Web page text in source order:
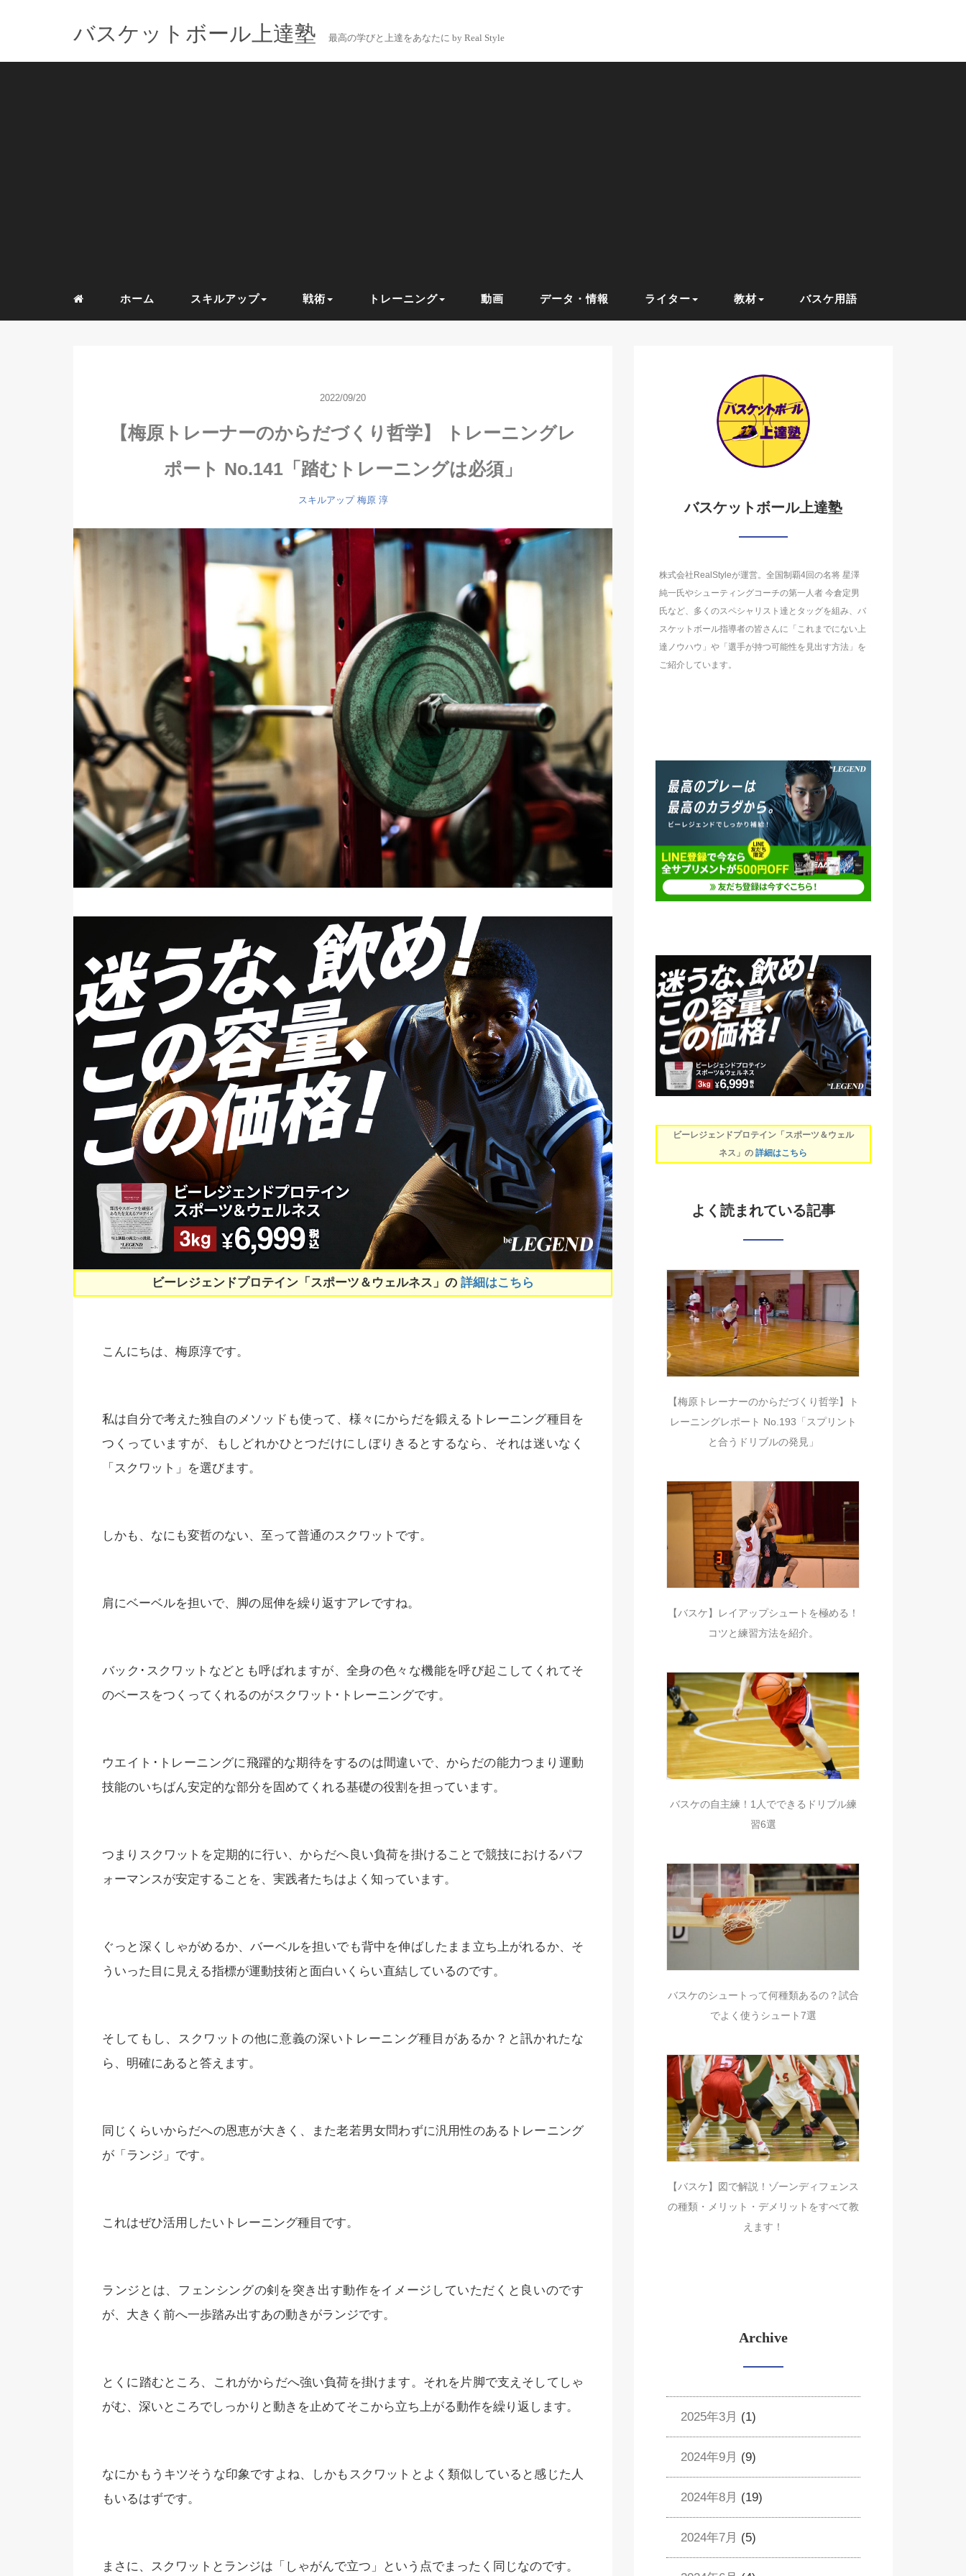
バスケットボール上達塾 最高の学びと上達をあなたに by Real Style
ホーム スキルアップ 戦術 トレーニング 動画 データ・情報 ライター 教材 バスケ用語
2022/09/20
【梅原トレーナーのからだづくり哲学】 トレーニングレ
ポート No.141「踏むトレーニングは必須」
スキルアップ 梅原 淳
ビーレジェンドプロテイン「スポーツ＆ウェルネス」の 詳細はこちら
こんにちは、梅原淳です。
私は自分で考えた独自のメソッドも使って、様々にからだを鍛えるトレーニング種目を
つくっていますが、もしどれかひとつだけにしぼりきるとするなら、それは迷いなく
「スクワット」を選びます。
しかも、なにも変哲のない、至って普通のスクワットです。
肩にベーベルを担いで、脚の屈伸を繰り返すアレですね。
バック･スクワットなどとも呼ばれますが、全身の色々な機能を呼び起こしてくれてそ
のベースをつくってくれるのがスクワット･トレーニングです。
ウエイト･トレーニングに飛躍的な期待をするのは間違いで、からだの能力つまり運動
技能のいちばん安定的な部分を固めてくれる基礎の役割を担っています。
つまりスクワットを定期的に行い、からだへ良い負荷を掛けることで競技におけるパフ
ォーマンスが安定することを、実践者たちはよく知っています。
ぐっと深くしゃがめるか、バーベルを担いでも背中を伸ばしたまま立ち上がれるか、そ
ういった目に見える指標が運動技術と面白いくらい直結しているのです。
そしてもし、スクワットの他に意義の深いトレーニング種目があるか？と訊かれたな
ら、明確にあると答えます。
同じくらいからだへの恩恵が大きく、また老若男女問わずに汎用性のあるトレーニング
が「ランジ」です。
これはぜひ活用したいトレーニング種目です。
ランジとは、フェンシングの剣を突き出す動作をイメージしていただくと良いのです
が、大きく前へ一歩踏み出すあの動きがランジです。
とくに踏むところ、これがからだへ強い負荷を掛けます。それを片脚で支えそしてしゃ
がむ、深いところでしっかりと動きを止めてそこから立ち上がる動作を繰り返します。
なにかもうキツそうな印象ですよね、しかもスクワットとよく類似していると感じた人
もいるはずです。
まさに、スクワットとランジは「しゃがんで立つ」という点でまったく同じなのです。
バスケットボール上達塾
株式会社RealStyleが運営。全国制覇4回の名将 星澤
純一氏やシューティングコーチの第一人者 今倉定男
氏など、多くのスペシャリスト達とタッグを組み、バ
スケットボール指導者の皆さんに「これまでにない上
達ノウハウ」や「選手が持つ可能性を見出す方法」を
ご紹介しています。
ビーレジェンドプロテイン「スポーツ＆ウェル
ネス」の詳細はこちら
よく読まれている記事
【梅原トレーナーのからだづくり哲学】ト
レーニングレポート No.193「スプリント
と合うドリブルの発見」
【バスケ】レイアップシュートを極める！
コツと練習方法を紹介。
バスケの自主練！1人でできるドリブル練
習6選
バスケのシュートって何種類あるの？試合
でよく使うシュート7選
【バスケ】図で解説！ゾーンディフェンス
の種類・メリット・デメリットをすべて教
えます！
Archive
2025年3月 (1)
2024年9月 (9)
2024年8月 (19)
2024年7月 (5)